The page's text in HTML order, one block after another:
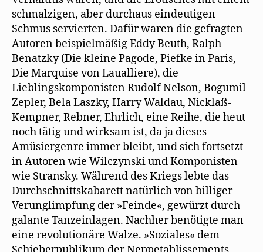
schmalzigen, aber durchaus eindeutigen
Schmus servierten. Dafür waren die gefragten
Autoren beispielmäßig Eddy Beuth, Ralph
Benatzky (Die kleine Pagode, Piefke in Paris,
Die Marquise von Laualliere), die
Lieblingskomponisten Rudolf Nelson, Bogumil
Zepler, Bela Laszky, Harry Waldau, Nicklaß-
Kempner, Rebner, Ehrlich, eine Reihe, die heut
noch tätig und wirksam ist, da ja dieses
Amüsiergenre immer bleibt, und sich fortsetzt
in Autoren wie Wilczynski und Komponisten
wie Stransky. Während des Kriegs lebte das
Durchschnittskabarett natürlich von billiger
Verunglimpfung der »Feinde«, gewürzt durch
galante Tanzeinlagen. Nachher benötigte man
eine revolutionäre Walze. »Soziales« dem